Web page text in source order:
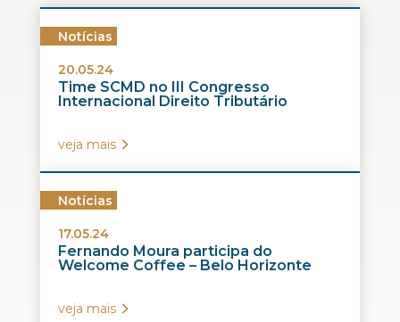
Notícias
20.05.24
Time SCMD no III Congresso
Internacional Direito Tributário
veja mais
Notícias
17.05.24
Fernando Moura participa do
Welcome Coffee – Belo Horizonte
veja mais